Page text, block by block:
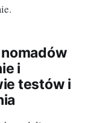
i
testów i